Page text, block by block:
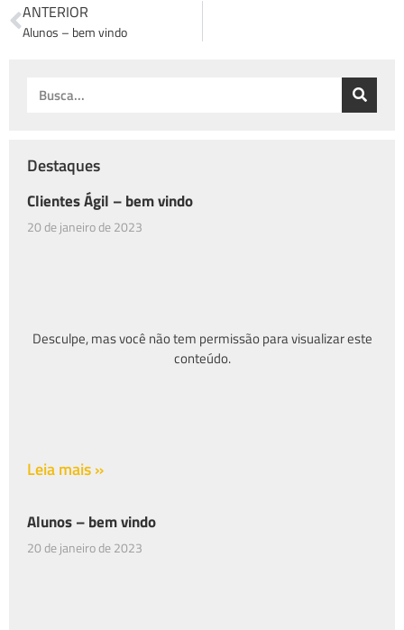
Destaques
Clientes Ágil – bem vindo
20 de janeiro de 2023
Desculpe, mas você não tem permissão para visualizar este
conteúdo.
Leia mais »
Alunos – bem vindo
20 de janeiro de 2023
ANTERIOR
Alunos – bem vindo